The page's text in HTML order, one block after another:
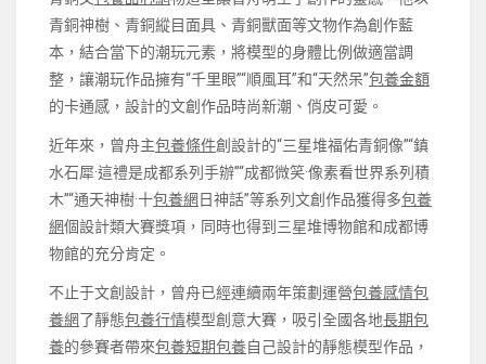
青銅神樹、青銅縱目面具、青銅獸面等文物作為創作藍
本，結合當下的潮玩元素，將模型的身體比例做適當調
整，讓潮玩作品擁有“千里眼”“順風耳”和“天然呆”包養金額
的卡通感，設計的文創作品時尚新潮、俏皮可愛。
近年來，曾舟主包養條件創設計的“三星堆福佑青銅像”“鎮
水石犀·這禮是成都系列手辦”“成都微笑·像素看世界系列積
木”“通天神樹·十包養網 日神話”等系列文創作品獲得多包養
網個設計類大賽獎項，同時也得到三星堆博物館和成都博
物館的充分肯定。
不止于文創設計，曾舟已經連續兩年策劃運營包養感情包
養網了靜態包養行情模型創意大賽，吸引全國各地長期包
養的參賽者帶來包養短期包養自己設計的靜態模型作品，